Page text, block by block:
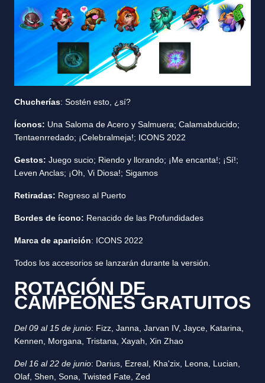
Chucherías: Sostén esto, ¿sí?
Íconos: Una Saloma de Acero y Salmuera; Calamabducido;
Tentaenrredado; ¡Celebralmeja!; ICONS 2022
Gestos: Juego sucio; Riendo y llorando; ¡Me encanta!; ¡Sí!;
Leven Anclas; ¡Oh, Vi Diosa!; Sigamos
Retiradas: Regreso al Puerto
Bordes de ícono: Renacido de las Profundidades
Marca de aparición: ICONS 2022
Todos los accesorios se lanzarán durante la versión.
ROTACIÓN DE
CAMPEONES GRATUITOS
Del 09 al 15 de junio: Fizz, Janna, Jarvan IV, Jayce, Katarina,
Kennen, Morgana, Tristana, Xayah, Xin Zhao
Del 16 al 22 de junio: Darius, Ezreal, Kha'zix, Leona, Lucian,
Olaf, Shen, Sona, Twisted Fate, Zed